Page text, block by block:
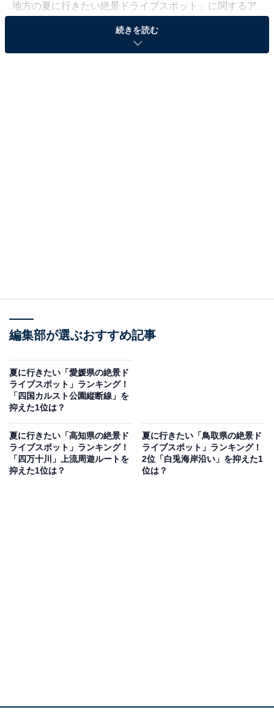
地方の夏に行きたい絶景ドライブスポット」に関するア
ンケートを実施しました。今回はその中から、夏に行き
たい「山口県の絶景ドライブスポット」ランキングをご
回答者からは、「秋吉台とにかく非日常でこころがスカ
県）、「秋芳洞へ夏訪れたとき涼しくて気持ちがよかっ
た。カルスト台地のドライブは山の稜線が美しくてドラ
イブにはぴったり」（50代女性／広島県）、「また行っ
「カルストは圧巻」（20代男性／大阪府）などの声があ
りました。
続きを読む
編集部が選ぶおすすめ記事
夏に行きたい「愛媛県の絶景ド
ライブスポット」ランキング！
「四国カルスト公園縦断線」を
抑えた1位は？
夏に行きたい「高知県の絶景ド
ライブスポット」ランキング！
「四万十川」上流周遊ルートを
抑えた1位は？
夏に行きたい「鳥取県の絶景ド
ライブスポット」ランキング！
2位「白兎海岸沿い」を抑えた1
位は？